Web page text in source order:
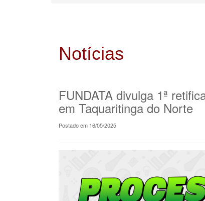
Notícias
FUNDATA divulga 1ª
em Taquaritinga do Norte
Postado em 16/05/2025